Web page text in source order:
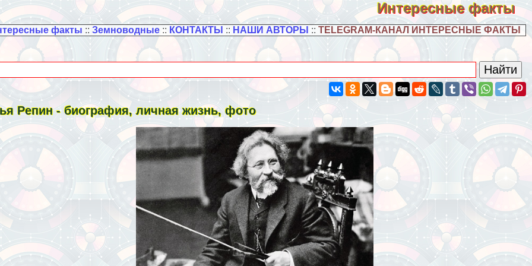
Интересные факты
факты :: Земноводные:: КОНТАКТЫ :: НАШИ АВТОРЫ :: TELEGRAM-КАНАЛ ИНТЕРЕСНЫЕ ФАКТЫ
Репин - биография, личная жизнь, фото